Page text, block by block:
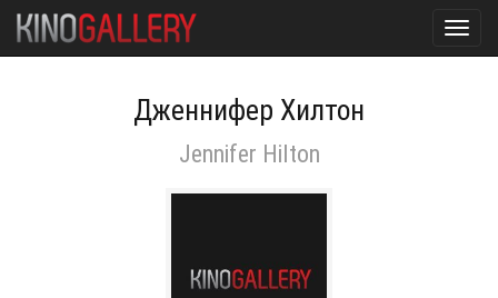
Дженнифер Хилтон
Jennifer Hilton